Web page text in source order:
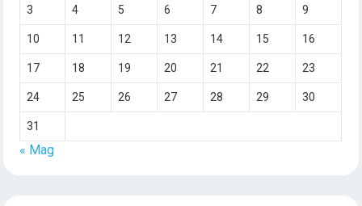
3 4 5 6 7 8 9
10 11 12 13 14 15 16
17 18 19 20 21 22 23
24 25 26 27 28 29 30
31
« Mag